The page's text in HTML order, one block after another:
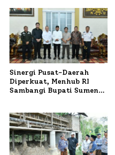
Sinergi Pusat-Daerah
Diperkuat, Menhub RI
Sambangi Bupati Sumenep